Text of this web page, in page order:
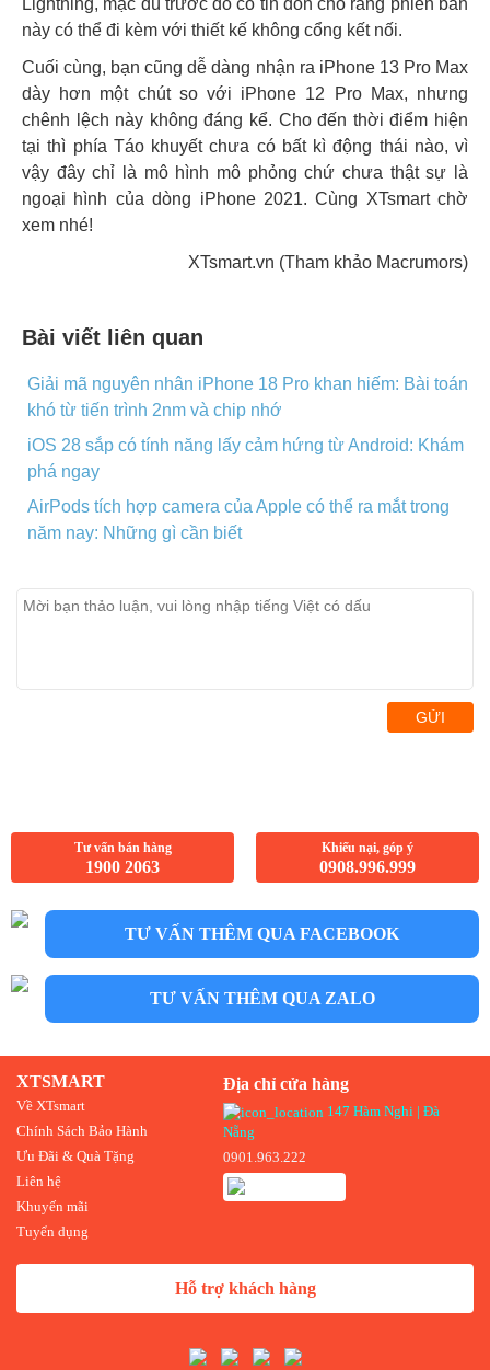
Lightning, mặc dù trước đó có tin đồn cho rằng phiên bản
này có thể đi kèm với thiết kế không cổng kết nối.
Cuối cùng, bạn cũng dễ dàng nhận ra iPhone 13 Pro Max
dày hơn một chút so với iPhone 12 Pro Max, nhưng
chênh lệch này không đáng kể. Cho đến thời điểm hiện
tại thì phía Táo khuyết chưa có bất kì động thái nào, vì
vậy đây chỉ là mô hình mô phỏng chứ chưa thật sự là
ngoại hình của dòng iPhone 2021. Cùng XTsmart chờ
xem nhé!
XTsmart.vn (Tham khảo Macrumors)
Bài viết liên quan
Giải mã nguyên nhân iPhone 18 Pro khan hiếm: Bài toán
khó từ tiến trình 2nm và chip nhớ
iOS 28 sắp có tính năng lấy cảm hứng từ Android: Khám
phá ngay
AirPods tích hợp camera của Apple có thể ra mắt trong
năm nay: Những gì cần biết
GỬI
Tư vấn bán hàng
1900 2063
Khiếu nại, góp ý
0908.996.999
TƯ VẤN THÊM QUA FACEBOOK
TƯ VẤN THÊM QUA ZALO
XTSMART
Về XTsmart
Chính Sách Bảo Hành
Ưu Đãi & Quà Tặng
Liên hệ
Khuyến mãi
Tuyển dụng
Địa chỉ cửa hàng
147 Hàm Nghi | Đà
Nẵng
0901.963.222
Hỗ trợ khách hàng